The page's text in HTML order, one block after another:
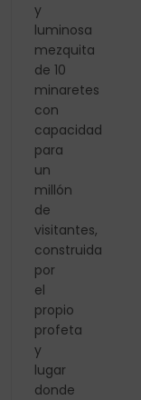
y
luminosa
mezquita
de 10
minaretes
con
capacidad
para
un
millón
de
visitantes,
construida
por
el
propio
profeta
y
lugar
donde